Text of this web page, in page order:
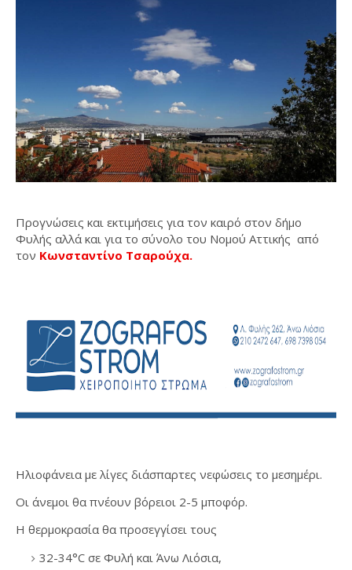
Προγνώσεις και εκτιμήσεις για τον καιρό στον δήμο
Φυλής αλλά και για το σύνολο του Νομού Αττικής από
τον Κωνσταντίνο Τσαρούχα.
Ηλιοφάνεια με λίγες διάσπαρτες νεφώσεις το μεσημέρι.
Οι άνεμοι θα πνέουν βόρειοι 2-5 μποφόρ.
Η θερμοκρασία θα προσεγγίσει τους
32-34°C σε Φυλή και Άνω Λιόσια,